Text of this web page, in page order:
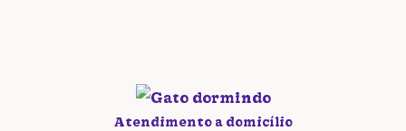
Atendimento a domicílio